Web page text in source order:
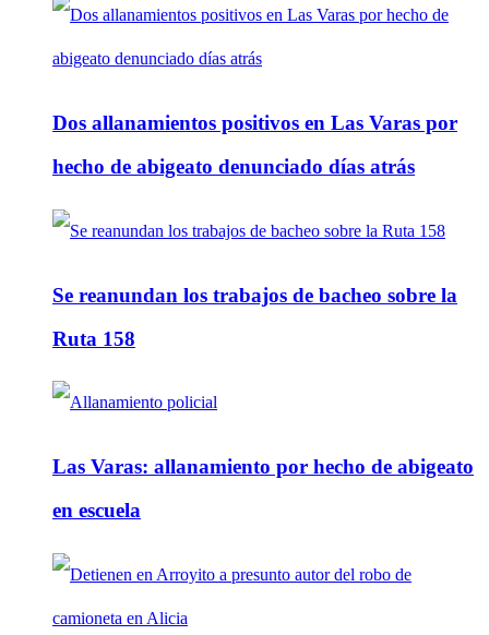
Dos allanamientos positivos en Las Varas por
hecho de abigeato denunciado días atrás
Se reanundan los trabajos de bacheo sobre la
Ruta 158
Las Varas: allanamiento por hecho de abigeato
en escuela